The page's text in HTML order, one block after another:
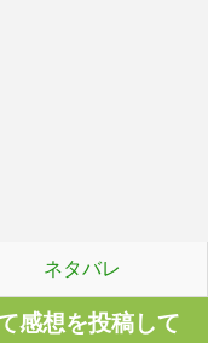
ネタバレ
感想を投稿して